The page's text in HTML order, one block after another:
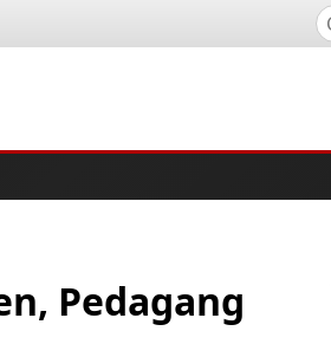
Pedagang